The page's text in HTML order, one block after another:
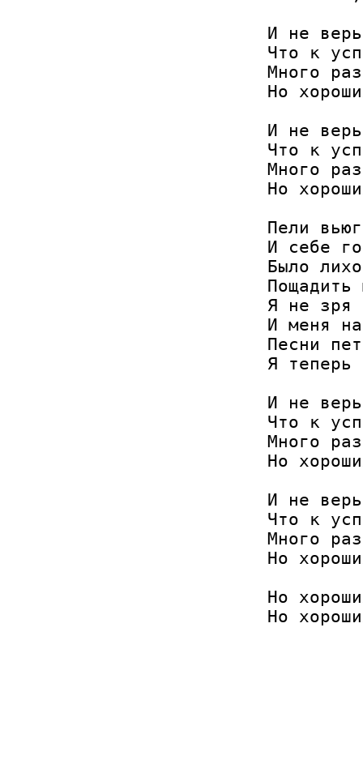
И не
Что к
Много
Но
И не
Что к
Много
Но
Пели
И себе
Было
Я не зря
И меня
Песни
Я
И не
Что к
Много
Но
И не
Что к
Много
Но
Но